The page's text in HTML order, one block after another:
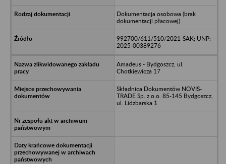
Dokumentacja osobowa (brak
dokumentacji płacowej)
992700/611/510/2021-SAK; UNP:
2025-00389276
Amadeus - Bydgoszcz, ul.
Chotkiewicza 17
Składnica Dokumentów NOVIS-
TRADE Sp. z o.o. 85-145 Bydgoszcz,
ul. Lidzbarska 1